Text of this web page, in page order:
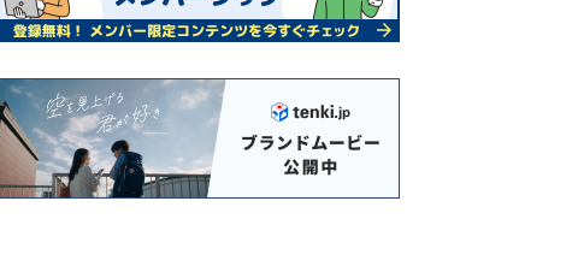
北今西あまご放
龍神温泉 元湯 平維盛歴史の里